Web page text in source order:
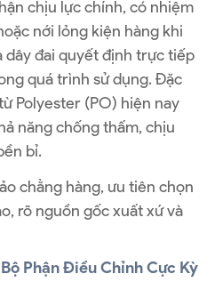
chịu lực chính, có nhiệm
nới lỏng kiện hàng khi
dây đai quyết định trực tiếp
quá trình sử dụng. Đặc
Polyester (PO) hiện nay
năng chống thấm, chịu
bỉ.
chằng hàng, ưu tiên chọn
rõ nguồn gốc xuất xứ và
Phận Điều Chỉnh Cực Kỳ